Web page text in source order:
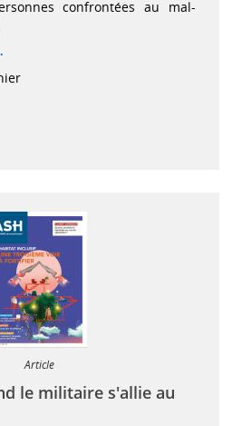
confrontées au mal-
Article
le militaire s'allie au